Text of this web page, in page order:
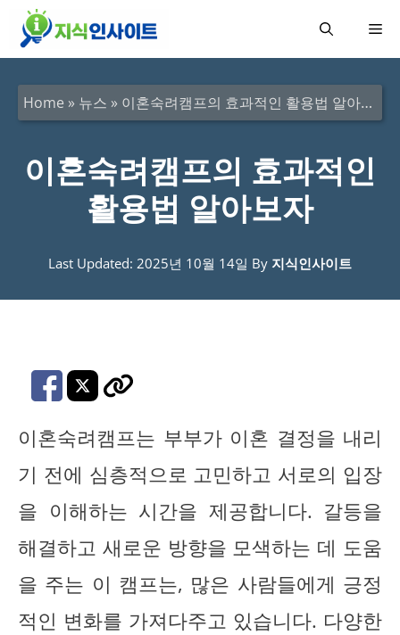
메
Home » 뉴스 » 이혼숙려캠프의 효과적인 활용법 알아보자
이혼숙려캠프의 효과적인
활용법 알아보자
Last Updated: 2025년 10월 14일 By 지식인사이트
이혼숙려캠프는 부부가 이혼 결정을 내리
기 전에 심층적으로 고민하고 서로의 입장
을 이해하는 시간을 제공합니다. 갈등을
해결하고 새로운 방향을 모색하는 데 도움
을 주는 이 캠프는, 많은 사람들에게 긍정
적인 변화를 가져다주고 있습니다. 다양한